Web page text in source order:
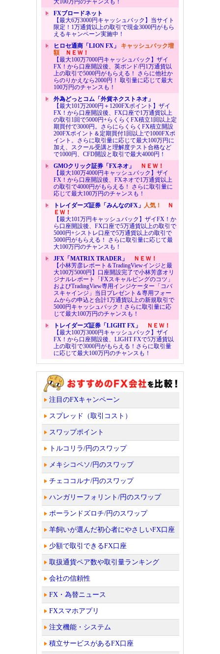
FXブロードネット
【最大6万3000円キャッシュバック】当サイト
限定！1万通貨以上の取引で現金3000円がもら
えるキャンペーン実施中！
ヒロセ通商「LION FX」 キャッシュバック増
額ＮＥＷ！
【最大100万7000円キャッシュバック】ザイ
FX！から口座開設後、英ポンド/円1万通貨以
上の取引で5000円がもらえる！ さらに他社か
らのりかえなら2000円！ 取引量に応じて最大
100万円のチャンスも！
外為どっとコム「外貨ネクストネオ」
【最大101万2000円＋1200FXポイント】ザイ
FX！から口座開設後、FX口座で1万通貨以上
の取引1回で5000円+らくらくFX積立1回以上定
期買付で3000円。さらにらくらくFX積立開設
200FXポイント＆定期買付1回以上で1000FXポ
イント。さらに取引量に応じて最大100万円に
加え、スクール受講と理解度テスト合格など
で1000円、CFD開設と取引で最大4000円！
GMOクリック証券「FXネオ」
ＮＥＷ！
【最大100万4000円キャッシュバック】ザイ
FX！から口座開設後、FXネオで1万通貨以上
の取引で4000円がもらえる！ さらに取引量に
応じて最大100万円のチャンスも！
トレイダーズ証券「みんなのFX」 人気！
Ｎ
ＥＷ！
【最大101万円キャッシュバック】ザイFX！か
ら口座開設後、FX口座で5万通貨以上の取引で
5000円+シストレ口座で5万通貨以上の取引で
5000円がもらえる！ さらに取引量に応じて最
大100万円のチャンスも！
JFX「MATRIX TRADER」
ＮＥＷ！
【小林芳彦レポート＆TradingViewインジと最
大100万5000円】口座開設完了で小林芳彦オリ
ジナルレポート「FXスキャルピングのコツ」
およびTradingView専用インジケーター「コバ
スキャインジ」当日プレゼント＆専用フォー
ムからの申込と合計1万通貨以上の新規取引で
5000円キャッシュバック！さらに取引量に応
じて最大100万円のチャンスも！
トレイダーズ証券「LIGHT FX」
ＮＥＷ！
【最大100万3000円キャッシュバック】ザイ
FX！から口座開設後、LIGHT FXで5万通貨以
上の取引で3000円がもらえる！さらに取引量
に応じて最大100万円のチャンスも！
注目のFXキャンペーン
スプレッド（取引コスト）
スワップポイント
トルコリラ/円のスワップ
メキシコペソ/円のスワップ
チェココルナ/円のスワップ
ハンガリーフォリント/円のスワップ
ポーランドズロチ/円のスワップ
羊飼いが選んだ初心者にやさしいFX口座
少額で取引できるFX口座
取扱通貨ペア数や取引量ランキング
会社の信頼性
FX・為替ニュース
FXスマホアプリ
注文機能・システム
積立サービスがあるFX口座